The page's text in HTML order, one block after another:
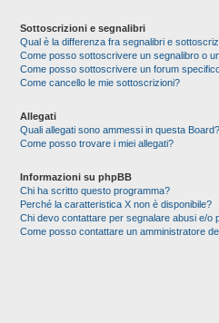
Sottoscrizioni e segnalibri
Qual è la differenza fra segnalibri e
Come posso sottoscrivere un segnalibro o
Come posso sottoscrivere un forum
Come cancello le mie sottoscrizioni?
Allegati
Quali allegati sono ammessi in questa Board?
Come posso trovare i miei allegati?
Informazioni su phpBB
Chi ha scritto questo programma?
Perché la caratteristica X non è disponibile?
Chi devo contattare per segnalare abusi e/o
Come posso contattare un amministratore